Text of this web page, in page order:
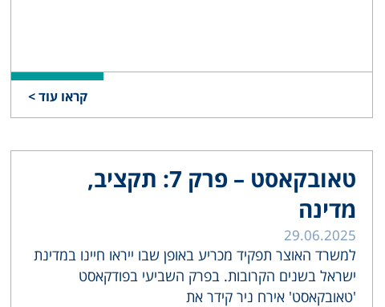
קראו עוד >
טאובקאסט – פרק 7: תקציב,
מדינה
29.06.2025
למשרד האוצר תפקיד מכריע באופן שבו ייראו חיינו במדינת
ישראל בשנים הקרובות. בפרק השביעי בפודקאסט
'טאובקאסט' אירח ניר קידר את